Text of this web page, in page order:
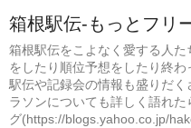
箱根駅伝-もっとフリ
箱根駅伝をこよなく愛する人
をしたり順位予想をしたり終
駅伝や記録会の情報も盛りだ
ラソンについても詳しく語れ
グ(https://blogs.yahoo.co.jp/